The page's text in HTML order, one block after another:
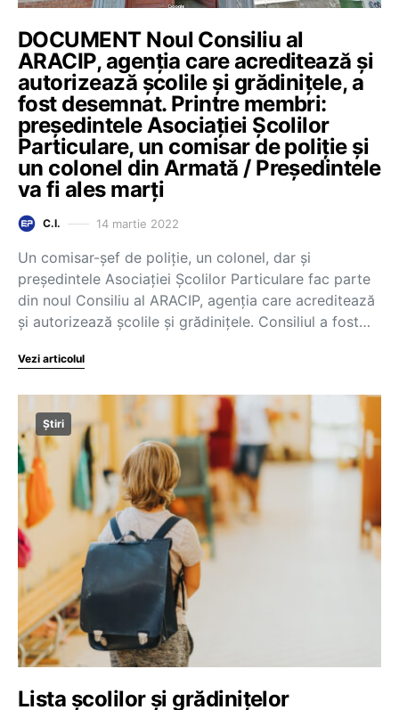
DOCUMENT Noul Consiliu al
ARACIP, agenția care acreditează și
autorizează școlile și grădinițele, a
fost desemnat. Printre membri:
președintele Asociației Școlilor
Particulare, un comisar de poliție și
un colonel din Armată / Președintele
va fi ales marți
C.I. 14 martie 2022
Un comisar-șef de poliție, un colonel, dar și
președintele Asociației Școlilor Particulare fac parte
din noul Consiliu al ARACIP, agenția care acreditează
și autorizează școlile și grădinițele. Consiliul a fost…
Vezi articolul
Știri
Lista școlilor și grădinițelor